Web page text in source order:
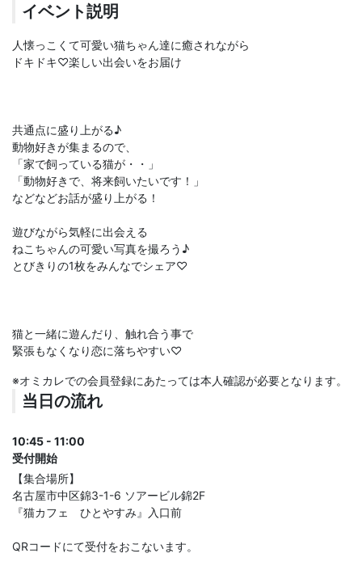
イベント説明
人懐っこくて可愛い猫ちゃん達に癒されながら
ドキドキ♡楽しい出会いをお届け
共通点に盛り上がる♪
動物好きが集まるので、
「家で飼っている猫が・・」
「動物好きで、将来飼いたいです！」
などなどお話が盛り上がる！
遊びながら気軽に出会える
ねこちゃんの可愛い写真を撮ろう♪
とびきりの1枚をみんなでシェア♡
猫と一緒に遊んだり、触れ合う事で
緊張もなくなり恋に落ちやすい♡
※オミカレでの会員登録にあたっては本人確認が必要となります。
当日の流れ
10:45 - 11:00
受付開始
【集合場所】
名古屋市中区錦3-1-6 ソアービル錦2F
『猫カフェ ひとやすみ』入口前
QRコードにて受付をおこないます。